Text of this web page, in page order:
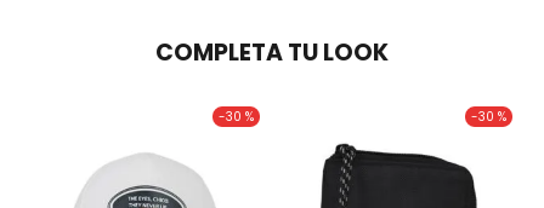
COMPLETA TU LOOK
-30 % -30 %